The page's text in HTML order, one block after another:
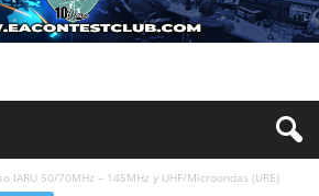
IARU 50/70MHz – 145MHz y UHF/Microondas (URE)